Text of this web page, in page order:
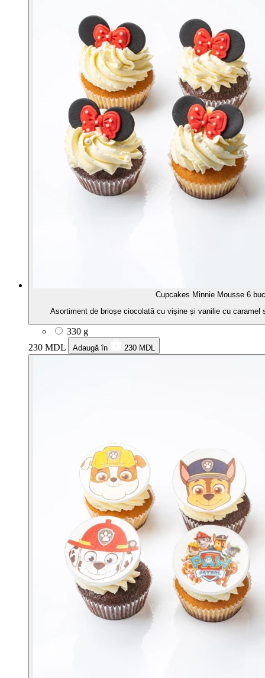
Cupcakes Minnie Mousse 6 buc
Asortiment de brioșe ciocolată cu vișine și vanilie cu caramel
330 g
230 MDL
Adaugă în 230 MDL